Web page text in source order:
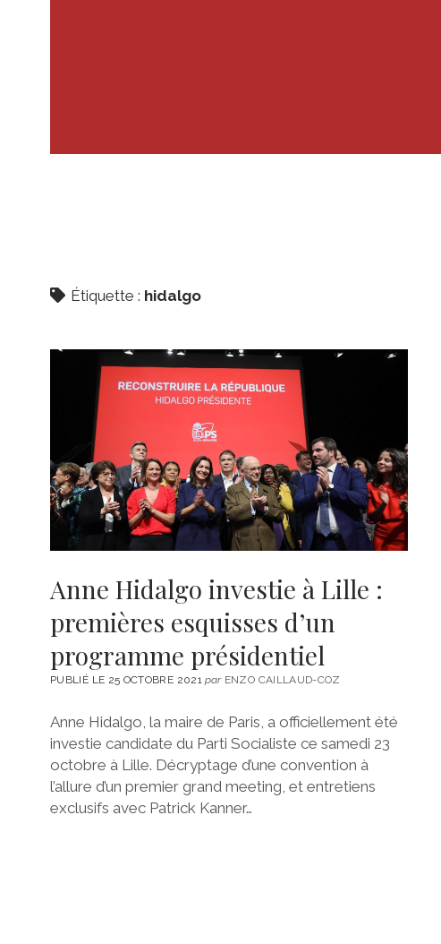
Étiquette : hidalgo
Anne Hidalgo investie à Lille :
premières esquisses d’un
programme présidentiel
PUBLIÉ LE 25 OCTOBRE 2021parENZO CAILLAUD-COZ
Anne Hidalgo, la maire de Paris, a officiellement été
investie candidate du Parti Socialiste ce samedi 23
octobre à Lille. Décryptage d’une convention à
l’allure d’un premier grand meeting, et entretiens
exclusifs avec Patrick Kanner…